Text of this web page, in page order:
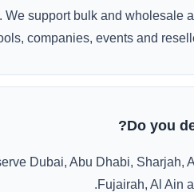
We support bulk and wholesale
companies, events and
Do you
Dubai, Abu Dhabi, Sharjah,
Fujairah, Al Ain